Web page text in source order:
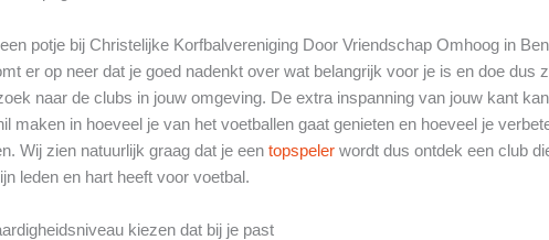
potje bij Christelijke Korfbalvereniging Door Vriendschap Omhoog in
er op neer dat je goed nadenkt over wat belangrijk voor je is en doe dus
naar de clubs in jouw omgeving. De extra inspanning van jouw kant
maken in hoeveel je van het voetballen gaat genieten en hoeveel je
Wij zien natuurlijk graag dat je eentopspeler wordt dus ontdek een club
leden en hart heeft voor voetbal.
kiezen dat bij je past